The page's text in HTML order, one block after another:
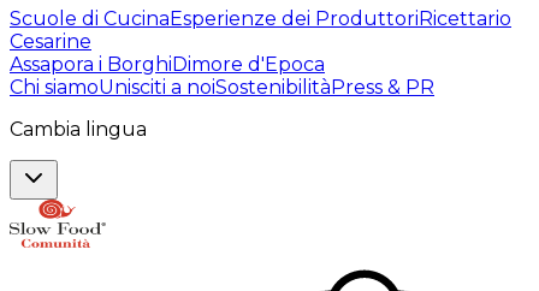
Scuole di CucinaEsperienze dei ProduttoriRicettario
Cesarine
Assapora i BorghiDimore d'Epoca
Chi siamoUnisciti a noiSostenibilitàPress & PR
Cambia lingua